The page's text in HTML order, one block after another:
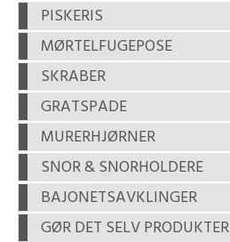
PISKERIS
MØRTELFUGEPOSE
SKRABER
GRATSPADE
MURERHJØRNER
SNOR & SNORHOLDERE
BAJONETSAVKLINGER
GØR DET SELV PRODUKTER